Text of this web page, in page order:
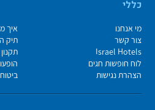
כללי
מי אנחנו
איך
צור קשר
תיק
Israel Hotels
לוח חופשות חגים
הצהרת נגישות